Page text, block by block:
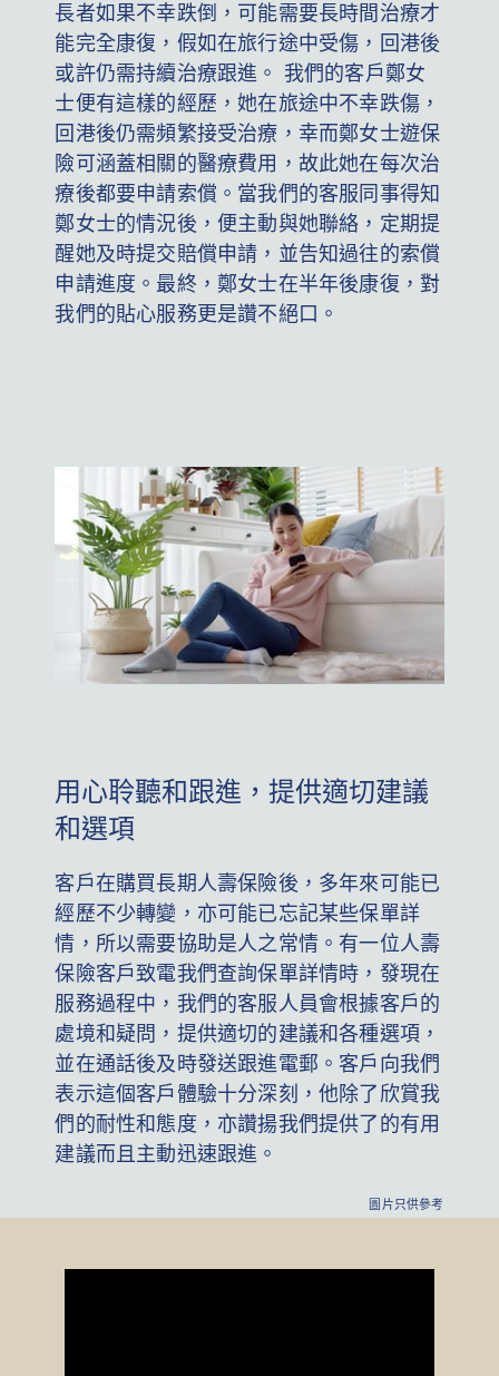
長者如果不幸跌倒，可能需要長時間治療才
能完全康復，假如在旅行途中受傷，回港後
或許仍需持續治療跟進。 我們的客戶鄭女
士便有這樣的經歷，她在旅途中不幸跌傷，
回港後仍需頻繁接受治療，幸而鄭女士遊保
險可涵蓋相關的醫療費用，故此她在每次治
療後都要申請索償。當我們的客服同事得知
鄭女士的情況後，便主動與她聯絡，定期提
醒她及時提交賠償申請，並告知過往的索償
申請進度。最終，鄭女士在半年後康復，對
我們的貼心服務更是讚不絕口。
用心聆聽和跟進，提供適切建議
和選項
客戶在購買長期人壽保險後，多年來可能已
經歷不少轉變，亦可能已忘記某些保單詳
情，所以需要協助是人之常情。有一位人壽
保險客戶致電我們查詢保單詳情時，發現在
服務過程中，我們的客服人員會根據客戶的
處境和疑問，提供適切的建議和各種選項，
並在通話後及時發送跟進電郵。客戶向我們
表示這個客戶體驗十分深刻，他除了欣賞我
們的耐性和態度，亦讚揚我們提供了的有用
建議而且主動迅速跟進。
圖片只供參考